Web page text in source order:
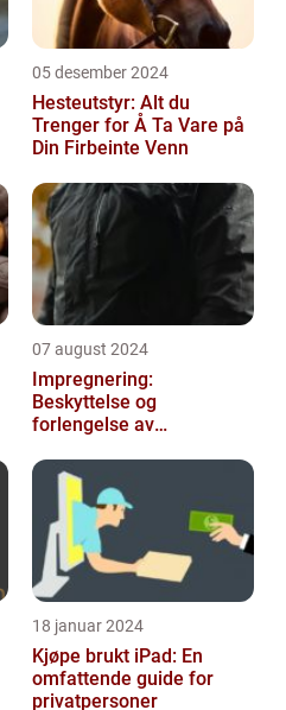
05 desember 2024
Hesteutstyr: Alt du
Trenger for Å Ta Vare på
Din Firbeinte Venn
07 august 2024
Impregnering:
Beskyttelse og
forlengelse av
18 januar 2024
Kjøpe brukt iPad: En
omfattende guide for
privatpersoner